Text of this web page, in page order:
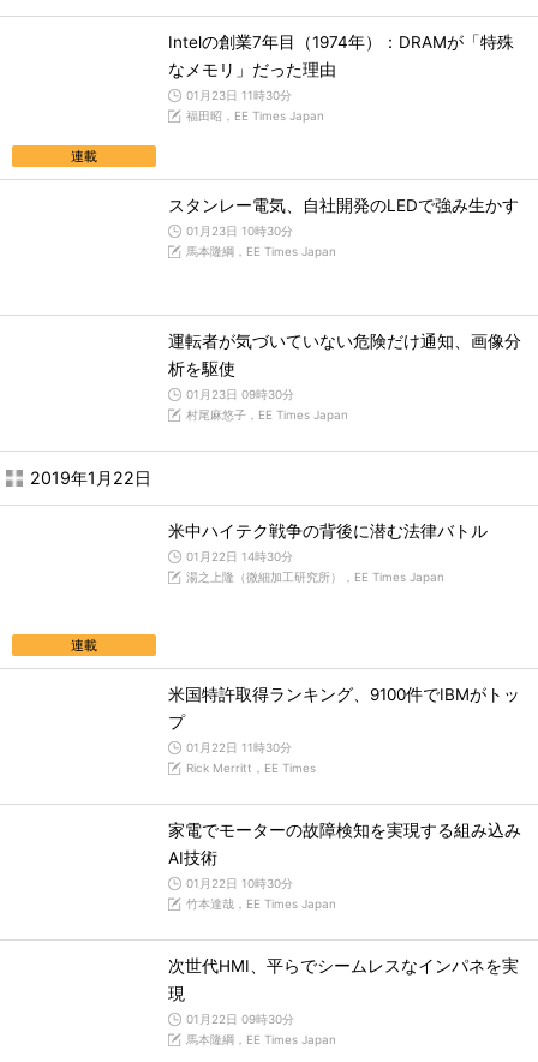
連載
Intelの創業7年目（1974年）：DRAMが「特殊
なメモリ」だった理由
01月23日 11時30分
福田昭，EE Times Japan
スタンレー電気、自社開発のLEDで強み生かす
01月23日 10時30分
馬本隆綱，EE Times Japan
運転者が気づいていない危険だけ通知、画像分
析を駆使
01月23日 09時30分
村尾麻悠子，EE Times Japan
2019年1月22日
連載
米中ハイテク戦争の背後に潜む法律バトル
01月22日 14時30分
湯之上隆（微細加工研究所），EE Times Japan
米国特許取得ランキング、9100件でIBMがトッ
プ
01月22日 11時30分
Rick Merritt，EE Times
家電でモーターの故障検知を実現する組み込み
AI技術
01月22日 10時30分
竹本達哉，EE Times Japan
次世代HMI、平らでシームレスなインパネを実
現
01月22日 09時30分
馬本隆綱，EE Times Japan